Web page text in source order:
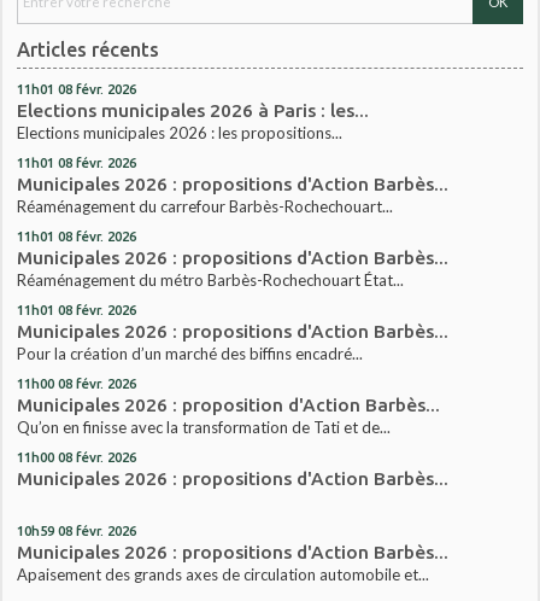
Articles récents
11h01 08 févr. 2026
Elections municipales 2026 à Paris : les...
Elections municipales 2026 : les propositions...
11h01 08 févr. 2026
Municipales 2026 : propositions d'Action Barbès...
Réaménagement du carrefour Barbès-Rochechouart...
11h01 08 févr. 2026
Municipales 2026 : propositions d'Action Barbès...
Réaménagement du métro Barbès-Rochechouart État...
11h01 08 févr. 2026
Municipales 2026 : propositions d'Action Barbès...
Pour la création d’un marché des biffins encadré...
11h00 08 févr. 2026
Municipales 2026 : proposition d'Action Barbès...
Qu’on en finisse avec la transformation de Tati et de...
11h00 08 févr. 2026
Municipales 2026 : propositions d'Action Barbès...
10h59 08 févr. 2026
Municipales 2026 : propositions d'Action Barbès...
Apaisement des grands axes de circulation automobile et...